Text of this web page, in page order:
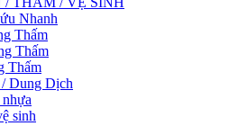
Nhanh
Thấm
Thấm
Thấm
Dung Dịch
sinh